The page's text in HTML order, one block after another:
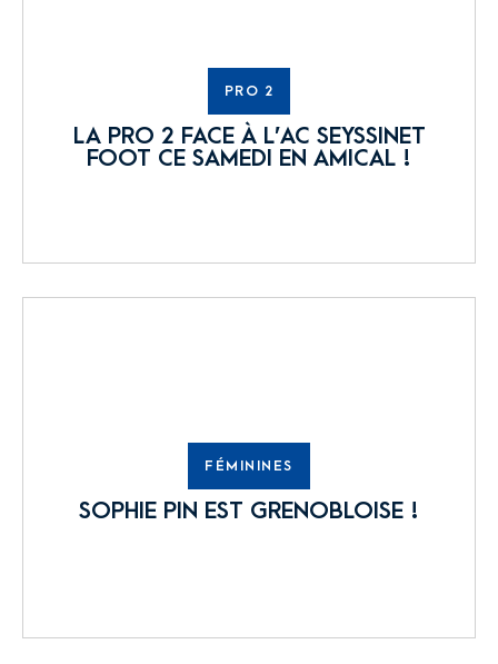
PRO 2
LA PRO 2 FACE À L’AC SEYSSINET
FOOT CE SAMEDI EN AMICAL !
FÉMININES
SOPHIE PIN EST GRENOBLOISE !